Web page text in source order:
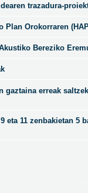
trazadura-
Plan Orokorraren
Bereziko
gaztaina erreak
eta 11 zenbakietan 5